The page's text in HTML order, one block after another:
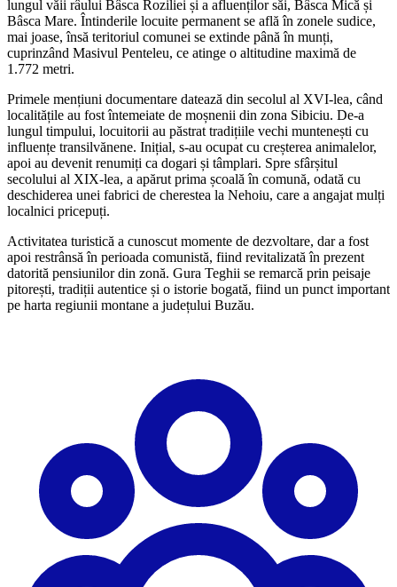
lungul văii râului Bâsca Roziliei și a afluenților săi, Bâsca Mică și
Bâsca Mare. Întinderile locuite permanent se află în zonele sudice,
mai joase, însă teritoriul comunei se extinde până în munți,
cuprinzând Masivul Penteleu, ce atinge o altitudine maximă de
1.772 metri.
Primele mențiuni documentare datează din secolul al XVI-lea, când
localitățile au fost întemeiate de moșnenii din zona Sibiciu. De-a
lungul timpului, locuitorii au păstrat tradițiile vechi muntenești cu
influențe transilvănene. Inițial, s-au ocupat cu creșterea animalelor,
apoi au devenit renumiți ca dogari și tâmplari. Spre sfârșitul
secolului al XIX-lea, a apărut prima școală în comună, odată cu
deschiderea unei fabrici de cherestea la Nehoiu, care a angajat mulți
localnici pricepuți.
Activitatea turistică a cunoscut momente de dezvoltare, dar a fost
apoi restrânsă în perioada comunistă, fiind revitalizată în prezent
datorită pensiunilor din zonă. Gura Teghii se remarcă prin peisaje
pitorești, tradiții autentice și o istorie bogată, fiind un punct important
pe harta regiunii montane a județului Buzău.